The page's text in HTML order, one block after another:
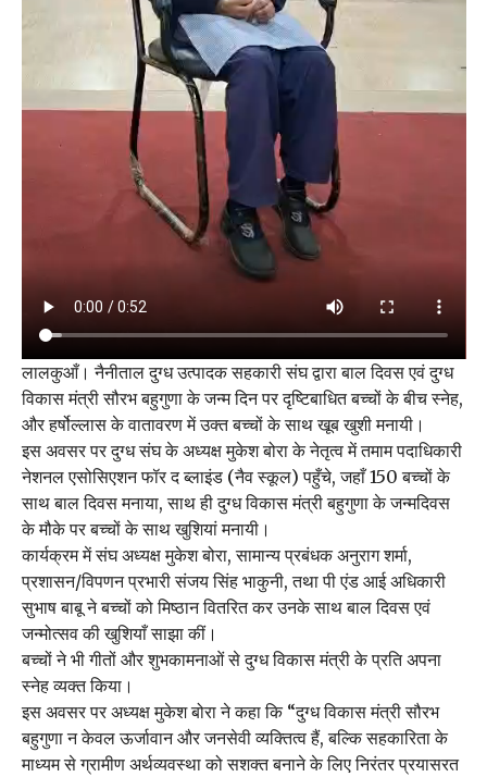
लालकुआँ। नैनीताल दुग्ध उत्पादक सहकारी संघ द्वारा बाल दिवस एवं दुग्ध
विकास मंत्री सौरभ बहुगुणा के जन्म दिन पर दृष्टिबाधित बच्चों के बीच स्नेह,
और हर्षोल्लास के वातावरण में उक्त बच्चों के साथ खूब खुशी मनायी।
इस अवसर पर दुग्ध संघ के अध्यक्ष मुकेश बोरा के नेतृत्व में तमाम पदाधिकारी
नेशनल एसोसिएशन फॉर द ब्लाइंड (नैव स्कूल) पहुँचे, जहाँ 150 बच्चों के
साथ बाल दिवस मनाया, साथ ही दुग्ध विकास मंत्री बहुगुणा के जन्मदिवस
के मौके पर बच्चों के साथ खुशियां मनायी।
कार्यक्रम में संघ अध्यक्ष मुकेश बोरा, सामान्य प्रबंधक अनुराग शर्मा,
प्रशासन/विपणन प्रभारी संजय सिंह भाकुनी, तथा पी एंड आई अधिकारी
सुभाष बाबू ने बच्चों को मिष्ठान वितरित कर उनके साथ बाल दिवस एवं
जन्मोत्सव की खुशियाँ साझा कीं।
बच्चों ने भी गीतों और शुभकामनाओं से दुग्ध विकास मंत्री के प्रति अपना
स्नेह व्यक्त किया।
इस अवसर पर अध्यक्ष मुकेश बोरा ने कहा कि “दुग्ध विकास मंत्री सौरभ
बहुगुणा न केवल ऊर्जावान और जनसेवी व्यक्तित्व हैं, बल्कि सहकारिता के
माध्यम से ग्रामीण अर्थव्यवस्था को सशक्त बनाने के लिए निरंतर प्रयासरत